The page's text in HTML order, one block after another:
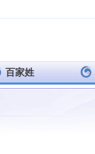
百家姓